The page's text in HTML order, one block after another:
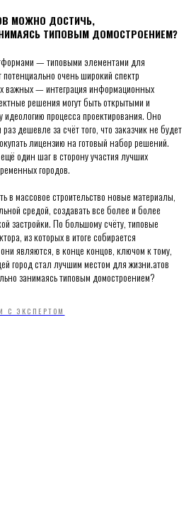
МОЖНО ДОСТИЧЬ,
ТИПОВЫМ ДОМОСТРОЕНИЕМ?
— типовыми элементами для
потенциально очень широкий спектр
важных — интеграция информационных
решения могут быть открытыми и
процесса проектирования. Оно
дешевле за счёт того, что заказчик не будет
лицензию на готовый набор решений.
один шаг в сторону участия лучших
городов.
в массовое строительство новые материалы,
средой, создавать все более и более
застройки. По большому счёту, типовые
из которых в итоге собирается
являются, в конце концов, ключом к тому,
город стал лучшим местом для жизни.атов
занимаясь типовым домостроением?
С ЭКСПЕРТОМ